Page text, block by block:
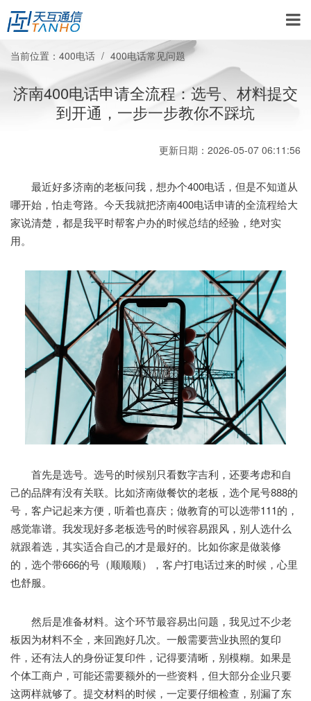
当前位置： 400电话 400电话常见问题
济南400电话申请全流程：选号、材料提交
到开通，一步一步教你不踩坑
更新日期：2026-05-07 06:11:56
最近好多济南的老板问我，想办个400电话，但是不知道从
哪开始，怕走弯路。今天我就把济南400电话申请的全流程给大
家说清楚，都是我平时帮客户办的时候总结的经验，绝对实
用。
首先是选号。选号的时候别只看数字吉利，还要考虑和自
己的品牌有没有关联。比如济南做餐饮的老板，选个尾号888的
号，客户记起来方便，听着也喜庆；做教育的可以选带111的，
感觉靠谱。我发现好多老板选号的时候容易跟风，别人选什么
就跟着选，其实适合自己的才是最好的。比如你家是做装修
的，选个带666的号（顺顺顺），客户打电话过来的时候，心里
也舒服。
然后是准备材料。这个环节最容易出问题，我见过不少老
板因为材料不全，来回跑好几次。一般需要营业执照的复印
件，还有法人的身份证复印件，记得要清晰，别模糊。如果是
个体工商户，可能还需要额外的一些资料，但大部分企业只要
这两样就够了。提交材料的时候，一定要仔细检查，别漏了东